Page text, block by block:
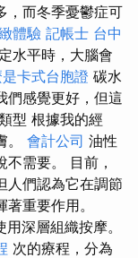
，而冬季憂鬱症可
體驗 記帳士 台中
水平時，大腦會
卡式台胞證 碳水
們感覺更好，但這
型 根據我的經
。 會計公司 油性
需要。 目前，
人們認為它在調節
重要作用。
深層組織按摩。
次的療程，分為